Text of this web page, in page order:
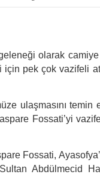
olarak
pek çok vazifeli
ulaşmasını
Fossati’yi
Fossati,
Abdülmecid